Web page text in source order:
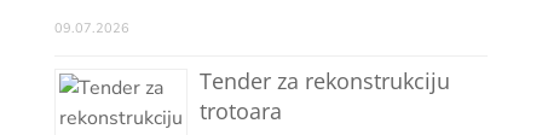
09.07.2026
Tender za rekonstrukciju
trotoara